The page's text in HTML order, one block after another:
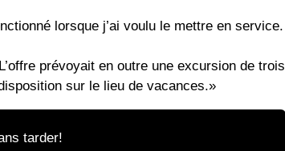
lorsque j’ai voulu le mettre en service.
prévoyait en outre une excursion de trois
sur le lieu de vacances.»
tarder!